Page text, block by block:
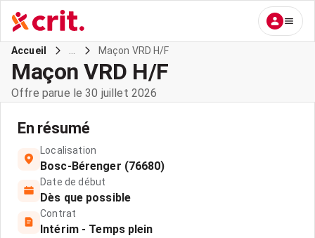
Accueil Maçon VRD H/F
Maçon VRD H/F
Offre parue le 30 juillet 2026
En résumé
Localisation
Bosc-Bérenger (76680)
Date de début
Dès que possible
Contrat
Intérim - Temps plein